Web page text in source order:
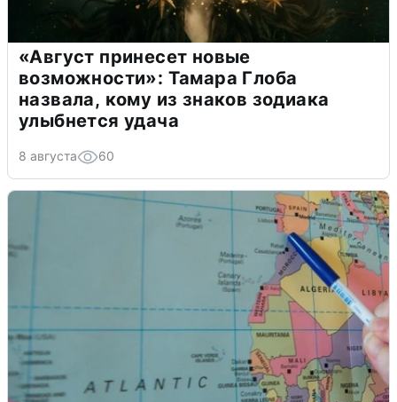
«Август принесет новые
возможности»: Тамара Глоба
назвала, кому из знаков зодиака
улыбнется удача
8 августа 60